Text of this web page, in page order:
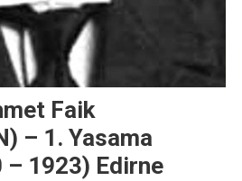
Faik
– 1. Yasama
– 1923) Edirne